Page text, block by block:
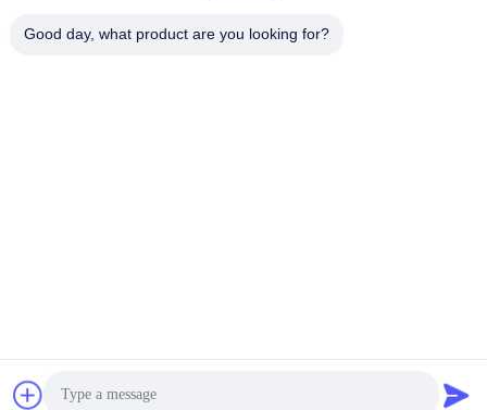
Fornitore. © di Copyright 2018-2026 ZHENGZHOU SHENGHONG HEAVY
INDUSTRY TECHNOLOGY CO., LTD. . Tutti i diritti riservati.
Good day, what product are you looking for?